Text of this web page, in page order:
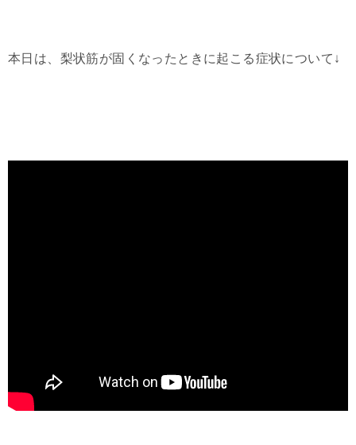
本日は、梨状筋が固くなったときに起こる症状について↓